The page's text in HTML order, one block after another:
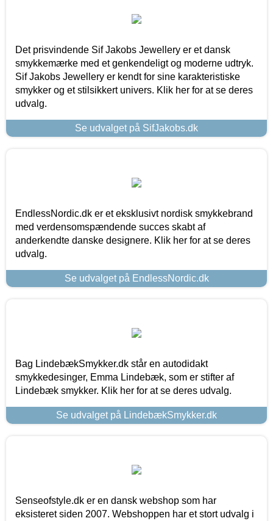
Det prisvindende Sif Jakobs Jewellery er et dansk
smykkemærke med et genkendeligt og moderne udtryk.
Sif Jakobs Jewellery er kendt for sine karakteristiske
smykker og et stilsikkert univers. Klik her for at se deres
udvalg.
Se udvalget på SifJakobs.dk
EndlessNordic.dk er et eksklusivt nordisk smykkebrand
med verdensomspændende succes skabt af
anderkendte danske designere. Klik her for at se deres
udvalg.
Se udvalget på EndlessNordic.dk
Bag LindebækSmykker.dk står en autodidakt
smykkedesinger, Emma Lindebæk, som er stifter af
Lindebæk smykker. Klik her for at se deres udvalg.
Se udvalget på LindebækSmykker.dk
Senseofstyle.dk er en dansk webshop som har
eksisteret siden 2007. Webshoppen har et stort udvalg i